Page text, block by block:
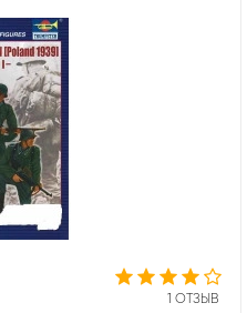
1 ОТЗЫВ